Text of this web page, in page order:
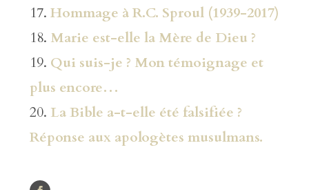
17. Hommage à R.C. Sproul (1939-2017)
18. Marie est-elle la Mère de Dieu ?
19. Qui suis-je ? Mon témoignage et
plus encore…
20. La Bible a-t-elle été falsifiée ?
Réponse aux apologètes musulmans.